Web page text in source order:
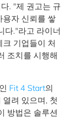
. "제 권고는 규
용자 신뢰를 쌓
다."라고 라이너
기업들이 처
조치를 시행해
Fit 4 Start의
려 있으며, 첫
방법은 솔루션